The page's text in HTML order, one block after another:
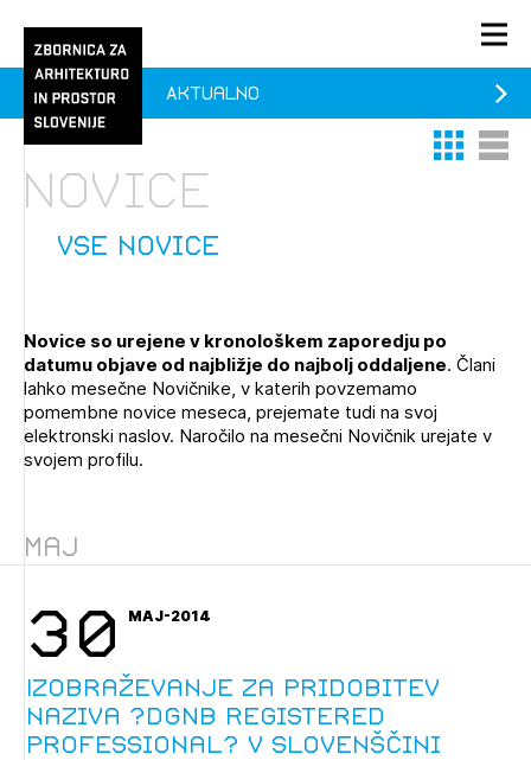
PRIJAVA
KONTAKT
Praksa
O ZAPS
1/1
Pozdravljeni
Prijavite se s svojim ZAPS uporabniškim imenom in geslom.
POZABLJENO GESLO
REGISTRIRAJTE SE
Thumbnail
List
vse novice
Novice
Novice so urejene v kronološkem zaporedju po
datumu objave od najbližje do najbolj oddaljene. Člani
lahko mesečne Novičnike, v katerih povzemamo
pomembne novice meseca, prejemate tudi na svoj
elektronski naslov. Naročilo na mesečni Novičnik urejate v
svojem profilu.
Aktualno
Maj
30 MAJ-2014
Izobraževanje za pridobitev
naziva ?DGNB Registered
Professional? v slovenščini
1/2
Prijava na novičnik
Ostanite na tekočem z novicami in se naročite na
Novičnike. Označite svojo izbiro.
Novičnike vam bomo pošiljali na vaš elektronski naslov.
Mesečni novičnik
Novičnik natečajev
Dnevne medijske objave